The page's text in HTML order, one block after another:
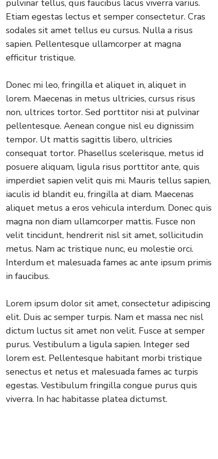
pulvinar tellus, quis faucibus lacus viverra varius.
Etiam egestas lectus et semper consectetur. Cras
sodales sit amet tellus eu cursus. Nulla a risus
sapien. Pellentesque ullamcorper at magna
efficitur tristique.
Donec mi leo, fringilla et aliquet in, aliquet in
lorem. Maecenas in metus ultricies, cursus risus
non, ultrices tortor. Sed porttitor nisi at pulvinar
pellentesque. Aenean congue nisl eu dignissim
tempor. Ut mattis sagittis libero, ultricies
consequat tortor. Phasellus scelerisque, metus id
posuere aliquam, ligula risus porttitor ante, quis
imperdiet sapien velit quis mi. Mauris tellus sapien,
iaculis id blandit eu, fringilla at diam. Maecenas
aliquet metus a eros vehicula interdum. Donec quis
magna non diam ullamcorper mattis. Fusce non
velit tincidunt, hendrerit nisl sit amet, sollicitudin
metus. Nam ac tristique nunc, eu molestie orci.
Interdum et malesuada fames ac ante ipsum primis
in faucibus.
Lorem ipsum dolor sit amet, consectetur adipiscing
elit. Duis ac semper turpis. Nam et massa nec nisl
dictum luctus sit amet non velit. Fusce at semper
purus. Vestibulum a ligula sapien. Integer sed
lorem est. Pellentesque habitant morbi tristique
senectus et netus et malesuada fames ac turpis
egestas. Vestibulum fringilla congue purus quis
viverra. In hac habitasse platea dictumst.